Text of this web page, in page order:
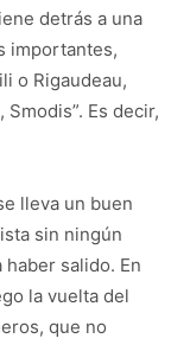
detrás a una
importantes,
o Rigaudeau,
Es decir,
lleva un buen
sin ningún
salido. En
la vuelta del
que no